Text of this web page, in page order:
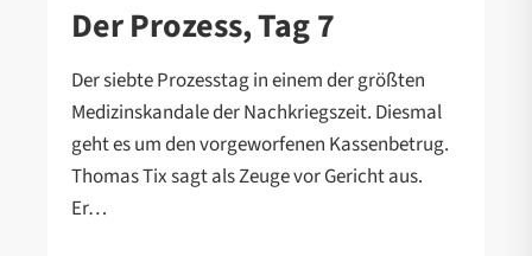
Der Prozess, Tag 7
Der siebte Prozesstag in einem der größten
Medizinskandale der Nachkriegszeit. Diesmal
geht es um den vorgeworfenen Kassenbetrug.
Thomas Tix sagt als Zeuge vor Gericht aus.
Er…